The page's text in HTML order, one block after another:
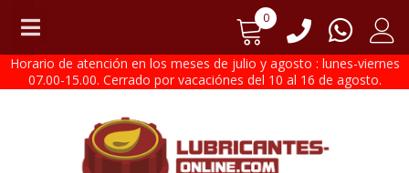
0
Horario de atención en los meses de julio y agosto : lunes-viernes
07.00-15.00. Cerrado por vacaciónes del 10 al 16 de agosto.